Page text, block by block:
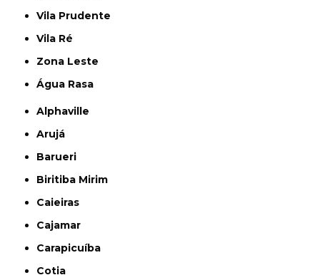
Vila Prudente
Vila Ré
Zona Leste
Água Rasa
Alphaville
Arujá
Barueri
Biritiba Mirim
Caieiras
Cajamar
Carapicuíba
Cotia